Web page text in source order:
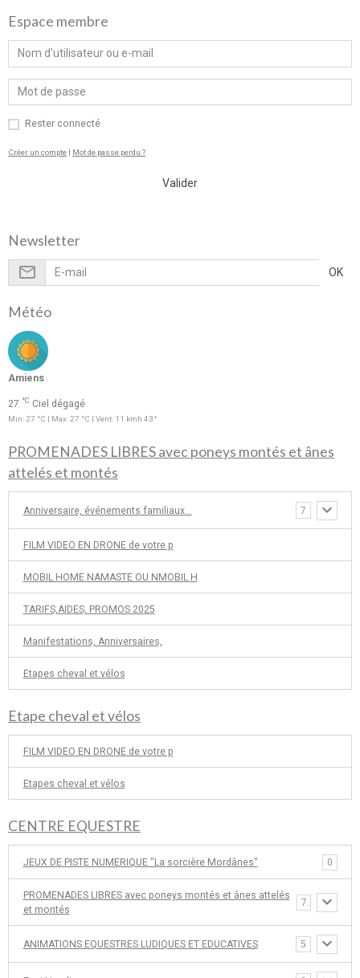
Espace membre
Rester connecté
Créer un compte | Mot de passe perdu ?
Valider
Newsletter
OK
Météo
Amiens
27 °C Ciel dégagé
Min: 27 °C | Max: 27 °C | Vent: 11 kmh 43°
PROMENADES LIBRES avec poneys montés et ânes
attelés et montés
Anniversaire, événements familiaux... 7
FILM VIDEO EN DRONE de votre p
MOBIL HOME NAMASTE OU NMOBIL H
TARIFS,AIDES, PROMOS 2025
Manifestations, Anniversaires,
Etapes cheval et vélos
Etape cheval et vélos
FILM VIDEO EN DRONE de votre p
Etapes cheval et vélos
CENTRE EQUESTRE
JEUX DE PISTE NUMERIQUE "La sorcière Mordânes" 0
PROMENADES LIBRES avec poneys montés et ânes attelés
et montés
ANIMATIONS EQUESTRES LUDIQUES ET EDUCATIVES 5